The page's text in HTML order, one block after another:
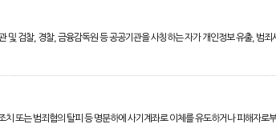
및 검찰, 경찰, 금융감독원 등 공공기관을 사칭하는 자가 개인정보 유출, 범죄
치 또는 범죄혐의 탈피 등 명분하에 사기계좌로 이체를 유도하거나 피해자로